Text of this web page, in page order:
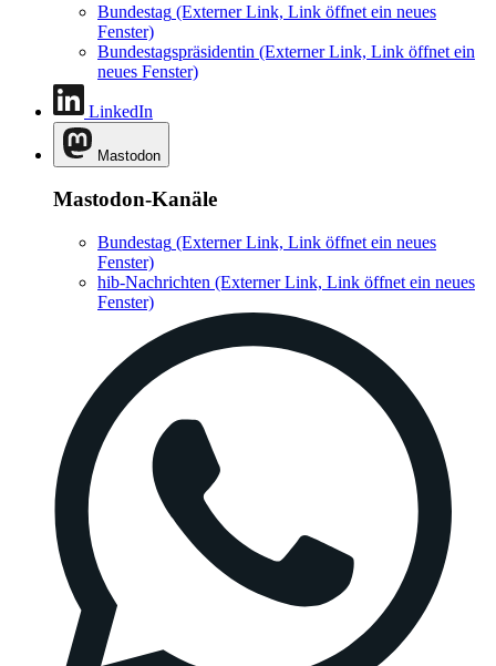
Bundestag (Externer Link, Link öffnet ein neues
Fenster)
Bundestagspräsidentin (Externer Link, Link öffnet ein
neues Fenster)
LinkedIn
Mastodon
Mastodon-Kanäle
Bundestag (Externer Link, Link öffnet ein neues
Fenster)
hib-Nachrichten (Externer Link, Link öffnet ein neues
Fenster)